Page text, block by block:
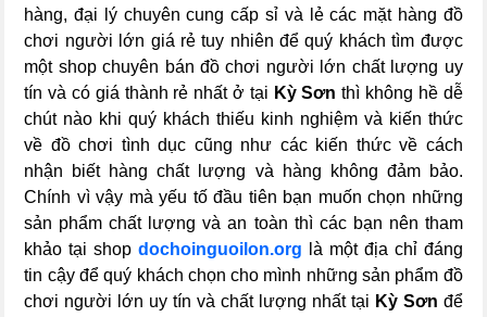
hàng, đại lý chuyên cung cấp sỉ và lẻ các mặt hàng đồ
chơi người lớn giá rẻ tuy nhiên để quý khách tìm được
một shop chuyên bán đồ chơi người lớn chất lượng uy
tín và có giá thành rẻ nhất ở tại Kỳ Sơn thì không hề dễ
chút nào khi quý khách thiếu kinh nghiệm và kiến thức
về đồ chơi tình dục cũng như các kiến thức về cách
nhận biết hàng chất lượng và hàng không đảm bảo.
Chính vì vậy mà yếu tố đầu tiên bạn muốn chọn những
sản phẩm chất lượng và an toàn thì các bạn nên tham
khảo tại shopdochoinguoilon.org là một địa chỉ đáng
tin cậy để quý khách chọn cho mình những sản phẩm đồ
chơi người lớn uy tín và chất lượng nhất tại Kỳ Sơn để